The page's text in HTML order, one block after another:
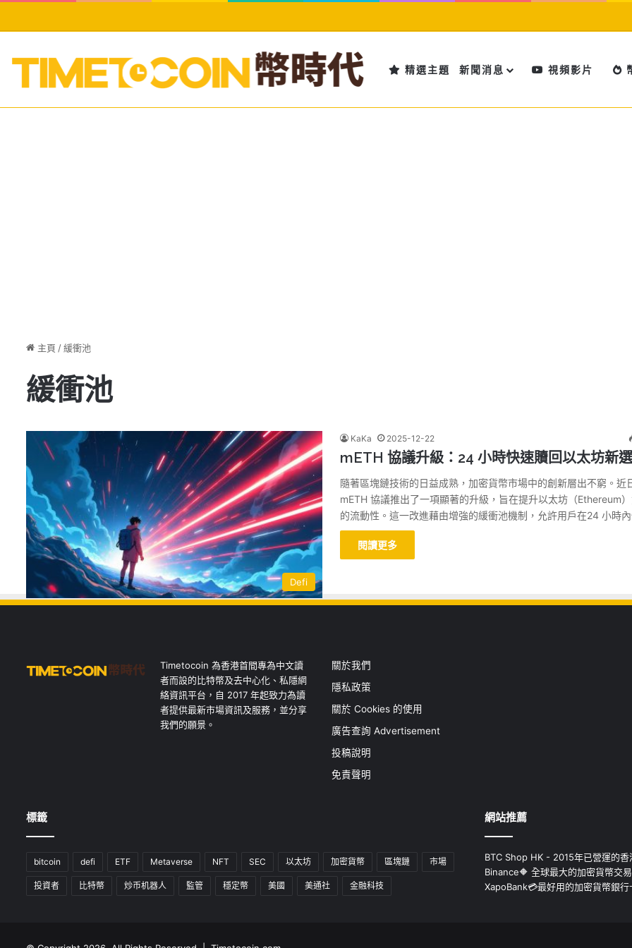
精選主題 新聞消息 視頻影片
主頁 /緩衝池
緩衝池
Defi
KaKa 2025-12-22
mETH 協議升級：24 小時快速贖回以太坊新
隨著區塊鏈技術的日益成熟，加密貨幣市場中的創新層出不窮。近
mETH 協議推出了一項顯著的升級，旨在提升以太坊（Ethereum
的流動性。這一改進藉由增強的緩衝池機制，允許用戶在24 小時
閱讀更多
Timetocoin 為香港首間專為中文讀
者而設的比特幣及去中心化、私隱網
絡資訊平台，自 2017 年起致力為讀
者提供最新市場資訊及服務，並分享
我們的願景。
關於我們
隱私政策
關於 Cookies 的使用
廣告查詢 Advertisement
投稿說明
免責聲明
標籤
bitcoin defi ETF Metaverse NFT SEC 以太坊 加密貨幣 區塊鏈 市場
投資者 比特幣 炒币机器人 監管 穩定幣 美國 美通社 金融科技
網站推薦
BTC Shop HK - 2015年已營運的
Binance🔶 全球最大的加密貨幣交
XapoBank💳最好用的加密貨幣銀行